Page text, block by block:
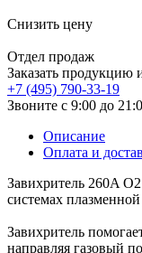
Снизить цену
Отдел продаж
Заказать продукцию
+7 (495) 790-33-19
Звоните с 9:00 до
Описание
Оплата и
Завихритель 260A
системах
Завихритель
направляя газовый